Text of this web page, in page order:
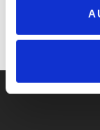
Applikationen,